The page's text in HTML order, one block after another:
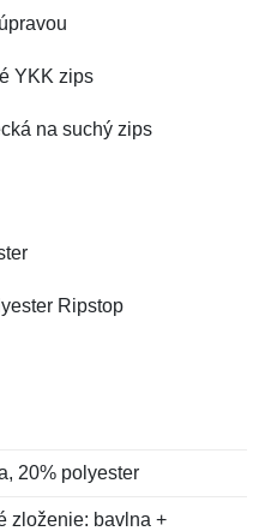
YKK zips
na suchý zips
Ripstop
20% polyester
zloženie: bavlna +